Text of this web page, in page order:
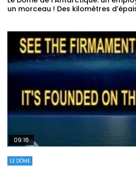
un morceau ! Des kilomètres
09:16
LE DÔME